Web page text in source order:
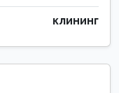
клининг